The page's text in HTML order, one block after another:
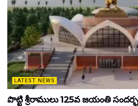
LATEST NEWS
పొట్టి శ్రీరాములు 125వ జయంతి